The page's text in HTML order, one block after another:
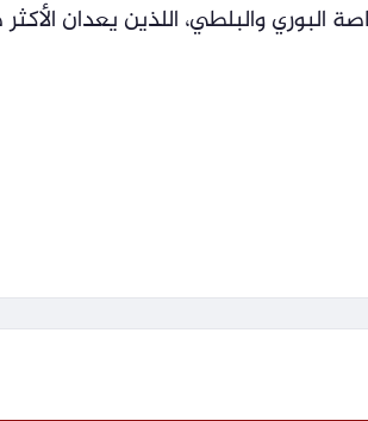
البوري والبلطي، اللذين يعدان